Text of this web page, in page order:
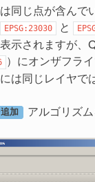
同じ点が含んで
EPSG:23030 と
示されますが、
）にオンザフラ
は同じレイヤで
加 アルゴリズム